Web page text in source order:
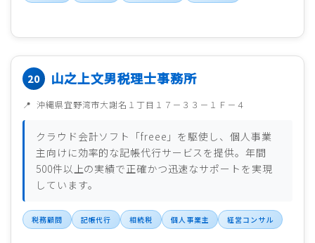
山之上文男税理士事務所
沖縄県宜野湾市大謝名１丁目１７－３３－１Ｆ－４
クラウド会計ソフト「freee」を駆使し、個人事業
主向けに効率的な記帳代行サービスを提供。年間
500件以上の実績で正確かつ迅速なサポートを実現
しています。
税務顧問 記帳代行 相続税 個人事業主 経営コンサル